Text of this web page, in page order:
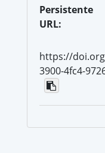
Persistente
URL:
https://
3900-4fc4-